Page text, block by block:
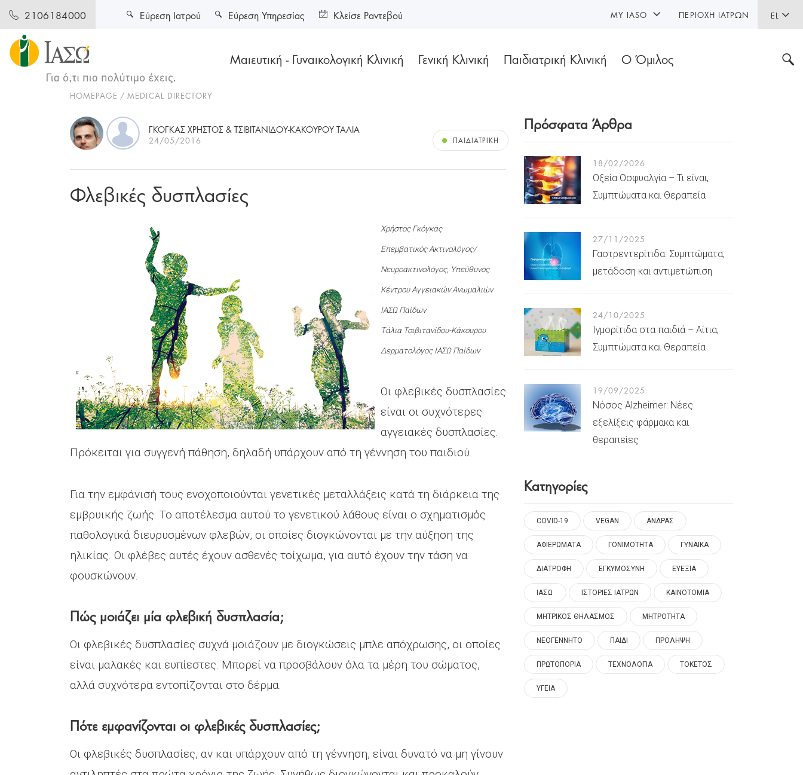
2106184000 EL
Μαιευτική - Γυναικολογική Κλινική Γενική Κλινική Παιδιατρική Κλινική Ο Όμιλος
Εύρεση Ιατρού Εύρεση Υπηρεσίας Κλείσε Ραντεβού MY IASO ΠΕΡΙΟΧΉ ΙΑΤΡΏΝ
HOMEPAGE MEDICAL DIRECTORY
ΓΚΟΓΚΑΣ ΧΡΗΣΤΟΣ & ΤΣΙΒΙΤΑΝΙΔΟΥ-ΚΑΚΟΥΡΟΥ ΤΑΛΙΑ
24/05/2016 ΠΑΙΔΙΑΤΡΙΚΉ
Φλεβικές δυσπλασίες
Χρήστος Γκόγκας
Επεμβατικός Ακτινολόγος/
Νευροακτινολόγος, Υπεύθυνος
Κέντρου Αγγειακών Ανωμαλιών
ΙΑΣΩ Παίδων
Τάλια Τσιβιτανίδου-Κάκουρου
Δερματολόγος ΙΑΣΩ Παίδων
Οι φλεβικές δυσπλασίες
είναι οι συχνότερες
αγγειακές δυσπλασίες.
Πρόκειται για συγγενή πάθηση, δηλαδή υπάρχουν από τη γέννηση του παιδιού.
Για την εμφάνισή τους ενοχοποιούνται γενετικές μεταλλάξεις κατά τη διάρκεια της
εμβρυικής ζωής. Το αποτέλεσμα αυτού το γενετικού λάθους είναι ο σχηματισμός
παθολογικά διευρυσμένων φλεβών, οι οποίες διογκώνονται με την αύξηση της
ηλικίας. Οι φλέβες αυτές έχουν ασθενές τοίχωμα, για αυτό έχουν την τάση να
φουσκώνουν.
Πώς μοιάζει μία φλεβική δυσπλασία;
Οι φλεβικές δυσπλασίες συχνά μοιάζουν με διογκώσεις μπλε απόχρωσης, οι οποίες
είναι μαλακές και ευπίεστες. Μπορεί να προσβάλουν όλα τα μέρη του σώματος,
αλλά συχνότερα εντοπίζονται στο δέρμα.
Πότε εμφανίζονται οι φλεβικές δυσπλασίες;
Οι φλεβικές δυσπλασίες, αν και υπάρχουν από τη γέννηση, είναι δυνατό να μη γίνουν
Πρόσφατα Άρθρα
18/02/2026
Οξεία Οσφυαλγία – Τι είναι,
Συμπτώματα και Θεραπεία
27/11/2025
Γαστρεντερίτιδα: Συμπτώματα,
μετάδοση και αντιμετώπιση
24/10/2025
Ιγμορίτιδα στα παιδιά – Αίτια,
Συμπτώματα και Θεραπεία
19/09/2025
Νόσος Alzheimer: Νέες
εξελίξεις φάρμακα και
θεραπείες
Κατηγορίες
COVID-19 VEGAN ΑΝΔΡΑΣ
ΑΦΙΕΡΩΜΑΤΑ ΓΟΝΙΜΟΤΗΤΑ ΓΥΝΑΙΚΑ
ΔΙΑΤΡΟΦΗ ΕΓΚΥΜΟΣΥΝΗ ΕΥΕΞΙΑ
ΙΑΣΩ ΙΣΤΟΡΙΕΣ ΙΑΤΡΩΝ ΚΑΙΝΟΤΟΜΙΑ
ΜΗΤΡΙΚΟΣ ΘΗΛΑΣΜΟΣ ΜΗΤΡΟΤΗΤΑ
ΝΕΟΓΕΝΝΗΤΟ ΠΑΙΔΙ ΠΡΟΛΗΨΗ
ΠΡΩΤΟΠΟΡΙΑ ΤΕΧΝΟΛΟΓΙΑ ΤΟΚΕΤΟΣ
ΥΓΕΙΑ